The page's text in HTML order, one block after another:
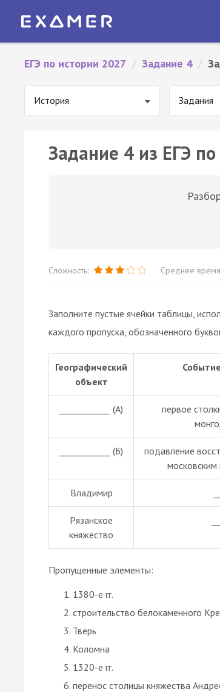
ЕГЭ по истории 2027 / Задание 4 /
История Задания
Задание 4 из ЕГЭ
Сложность: Среднее
Заполните пустые ячейки таблицы,
каждого пропуска, обозначенного
Географический
объект
____________ (А)
первое
____________ (Б)
подавление
Владимир
Рязанское
княжество
Пропущенные элементы:
1380-е гг.
строительство белокаменного
Тверь
Коломна
1320-е гг.
перенос столицы княжества